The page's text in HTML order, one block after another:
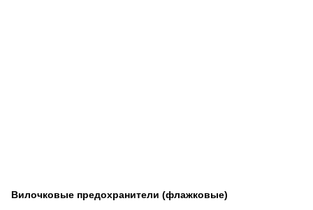
Вилочковые предохранители (флажковые)